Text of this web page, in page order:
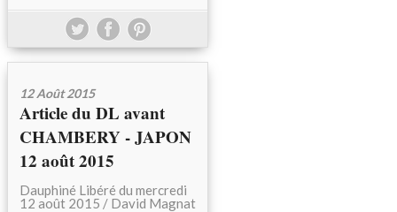
12 Août 2015
Article du DL avant
CHAMBERY - JAPON
12 août 2015
Dauphiné Libéré du mercredi
12 août 2015 / David Magnat